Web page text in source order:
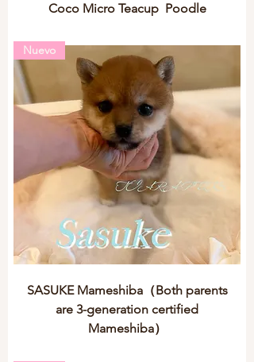
Coco Micro Teacup Poodle
Nuevo
SASUKE Mameshiba（Both parents
are 3-generation certified
Mameshiba）